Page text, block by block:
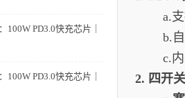
100W PD3.0快充芯片｜
100W PD3.0快充芯片｜
a.
b.
c.
2. 四开